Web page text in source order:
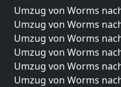
Umzug von Worms
Umzug von Worms
Umzug von Worms
Umzug von Worms
Umzug von Worms
Umzug von Worms